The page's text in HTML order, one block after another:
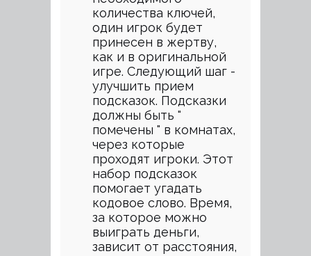
количества ключей,
один игрок будет
принесен в жертву,
как и в оригинальной
игре. Следующий шаг -
улучшить прием
подсказок. Подсказки
должны быть "
помечены " в комнатах,
через которые
проходят игроки. Этот
набор подсказок
помогает угадать
кодовое слово. Время,
за которое можно
выиграть деньги,
зависит от расстояния,